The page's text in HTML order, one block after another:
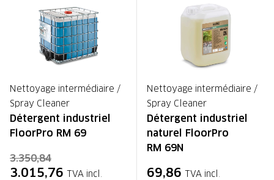
Nettoyage intermédiaire /
Spray Cleaner
Détergent industriel
FloorPro RM 69
3.350,84
3.015,76 TVA incl.
Nettoyage intermédiaire /
Spray Cleaner
Détergent industriel
naturel FloorPro
RM 69N
69,86 TVA incl.